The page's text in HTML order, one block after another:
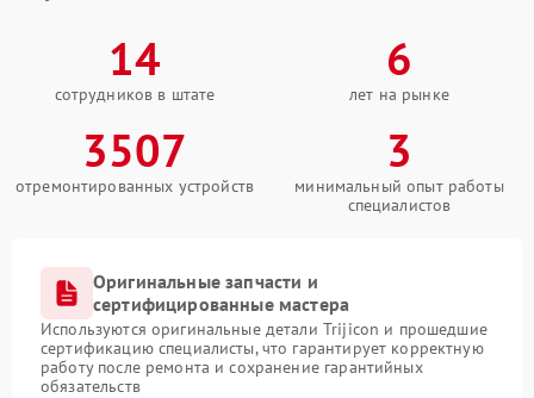
14
сотрудников в штате
6
лет на рынке
3507
отремонтированных устройств
3
минимальный опыт работы
специалистов
Оригинальные запчасти и
сертифицированные мастера
Используются оригинальные детали Trijicon и прошедшие
сертификацию специалисты, что гарантирует корректную
работу после ремонта и сохранение гарантийных
обязательств